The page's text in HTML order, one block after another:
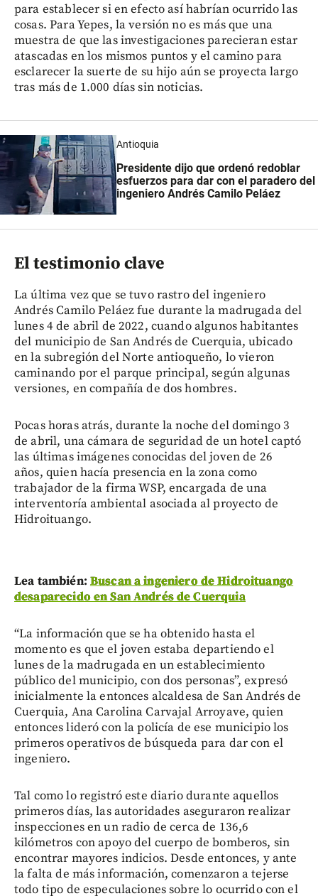
para establecer si en efecto así habrían ocurrido las
cosas. Para Yepes, la versión no es más que una
muestra de que las investigaciones parecieran estar
atascadas en los mismos puntos y el camino para
esclarecer la suerte de su hijo aún se proyecta largo
tras más de 1.000 días sin noticias.
Antioquia
Presidente dijo que ordenó redoblar
esfuerzos para dar con el paradero del
ingeniero Andrés Camilo Peláez
El testimonio clave
La última vez que se tuvo rastro del ingeniero
Andrés Camilo Peláez fue durante la madrugada del
lunes 4 de abril de 2022, cuando algunos habitantes
del municipio de San Andrés de Cuerquia, ubicado
en la subregión del Norte antioqueño, lo vieron
caminando por el parque principal, según algunas
versiones, en compañía de dos hombres.
Pocas horas atrás, durante la noche del domingo 3
de abril, una cámara de seguridad de un hotel captó
las últimas imágenes conocidas del joven de 26
años, quien hacía presencia en la zona como
trabajador de la firma WSP, encargada de una
interventoría ambiental asociada al proyecto de
Hidroituango.
Lea también: Buscan a ingeniero de Hidroituango
desaparecido en San Andrés de Cuerquia
“La información que se ha obtenido hasta el
momento es que el joven estaba departiendo el
lunes de la madrugada en un establecimiento
público del municipio, con dos personas”, expresó
inicialmente la entonces alcaldesa de San Andrés de
Cuerquia, Ana Carolina Carvajal Arroyave, quien
entonces lideró con la policía de ese municipio los
primeros operativos de búsqueda para dar con el
ingeniero.
Tal como lo registró este diario durante aquellos
primeros días, las autoridades aseguraron realizar
inspecciones en un radio de cerca de 136,6
kilómetros con apoyo del cuerpo de bomberos, sin
encontrar mayores indicios. Desde entonces, y ante
la falta de más información, comenzaron a tejerse
todo tipo de especulaciones sobre lo ocurrido con el